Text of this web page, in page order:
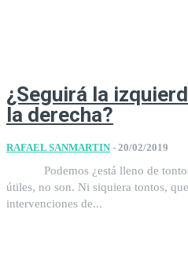
¿Seguirá la
la derecha?
RAFAEL SANMARTIN - 20/02/2019
Podemos ¿está lleno de
útiles, no son. Ni siquiera tontos,
intervenciones de...